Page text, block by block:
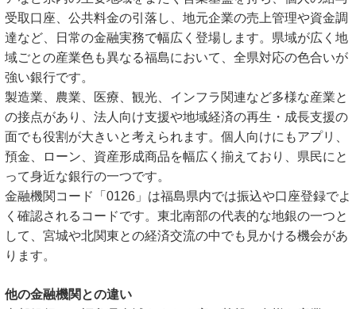
受取口座、公共料金の引落し、地元企業の売上管理や資金調
達など、日常の金融実務で幅広く登場します。県域が広く地
域ごとの産業色も異なる福島において、全県対応の色合いが
強い銀行です。
製造業、農業、医療、観光、インフラ関連など多様な産業と
の接点があり、法人向け支援や地域経済の再生・成長支援の
面でも役割が大きいと考えられます。個人向けにもアプリ、
預金、ローン、資産形成商品を幅広く揃えており、県民にと
って身近な銀行の一つです。
金融機関コード「0126」は福島県内では振込や口座登録でよ
く確認されるコードです。東北南部の代表的な地銀の一つと
して、宮城や北関東との経済交流の中でも見かける機会があ
ります。
他の金融機関との違い